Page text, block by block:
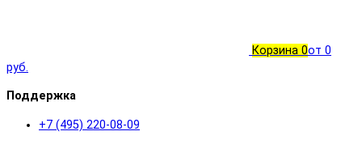
Корзина 0от 0
руб.
Поддержка
+7 (495) 220-08-09